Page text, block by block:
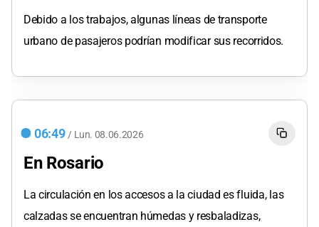
Debido a los trabajos, algunas líneas de transporte
urbano de pasajeros podrían modificar sus recorridos.
06:49 / Lun. 08.06.2026
En Rosario
La circulación en los accesos a la ciudad es fluida, las
calzadas se encuentran húmedas y resbaladizas,